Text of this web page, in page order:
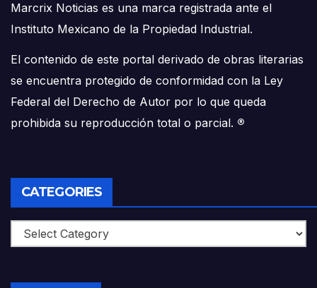
Marcrix Noticias es una marca registrada ante el
Instituto Mexicano de la Propiedad Industrial.
El contenido de este portal derivado de obras literarias
se encuentra protegido de conformidad con la Ley
Federal del Derecho de Autor por lo que queda
prohibida su reproducción total o parcial. ®
CATEGORIES
Categories